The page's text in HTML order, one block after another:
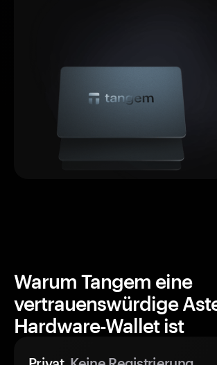
Warum Tangem eine
vertrauenswürdige
Hardware-Wallet ist